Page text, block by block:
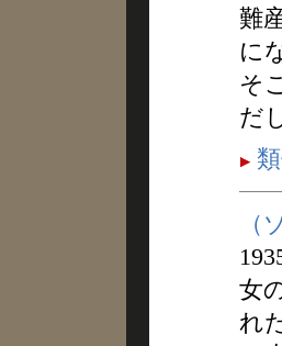
難
に
そ
だ
（
女
れ